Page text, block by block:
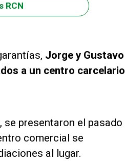
RCN
Jorge y Gustavo
a un centro carcelario
presentaron el pasado
comercial se
al lugar.